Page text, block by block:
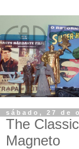
sábado, 27 de
The
Magneto